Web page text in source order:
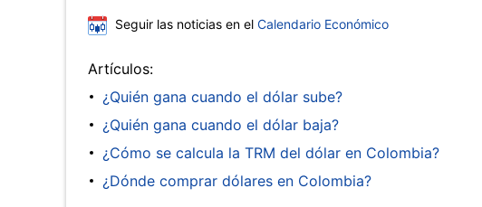
Seguir las noticias en el Calendario Económico
Artículos:
¿Quién gana cuando el dólar sube?
¿Quién gana cuando el dólar baja?
¿Cómo se calcula la TRM del dólar en Colombia?
¿Dónde comprar dólares en Colombia?